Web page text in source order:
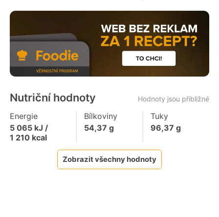
Nutriční hodnoty Hodnoty jsou přibližné
Energie
5 065 kJ /
1 210 kcal
Bílkoviny
54,37 g
Tuky
96,37 g
Zobrazit všechny hodnoty